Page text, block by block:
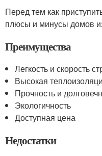
Перед тем как
плюсы и минусы домов
Преимущества
Легкость и скорость
Высокая
Прочность и
Экологичность
Доступная цена
Недостатки